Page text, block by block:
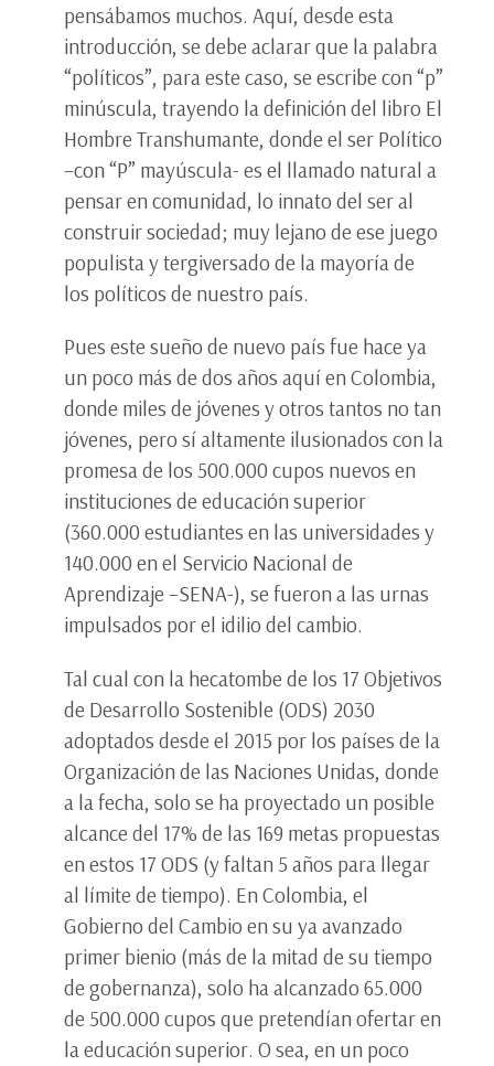
pensábamos muchos. Aquí, desde esta
introducción, se debe aclarar que la palabra
“políticos”, para este caso, se escribe con “p”
minúscula, trayendo la definición del libro El
Hombre Transhumante, donde el ser Político
–con “P” mayúscula- es el llamado natural a
pensar en comunidad, lo innato del ser al
construir sociedad; muy lejano de ese juego
populista y tergiversado de la mayoría de
los políticos de nuestro país.
Pues este sueño de nuevo país fue hace ya
un poco más de dos años aquí en Colombia,
donde miles de jóvenes y otros tantos no tan
jóvenes, pero sí altamente ilusionados con la
promesa de los 500.000 cupos nuevos en
instituciones de educación superior
(360.000 estudiantes en las universidades y
140.000 en el Servicio Nacional de
Aprendizaje –SENA-), se fueron a las urnas
impulsados por el idilio del cambio.
Tal cual con la hecatombe de los 17 Objetivos
de Desarrollo Sostenible (ODS) 2030
adoptados desde el 2015 por los países de la
Organización de las Naciones Unidas, donde
a la fecha, solo se ha proyectado un posible
alcance del 17% de las 169 metas propuestas
en estos 17 ODS (y faltan 5 años para llegar
al límite de tiempo). En Colombia, el
Gobierno del Cambio en su ya avanzado
primer bienio (más de la mitad de su tiempo
de gobernanza), solo ha alcanzado 65.000
de 500.000 cupos que pretendían ofertar en
la educación superior. O sea, en un poco